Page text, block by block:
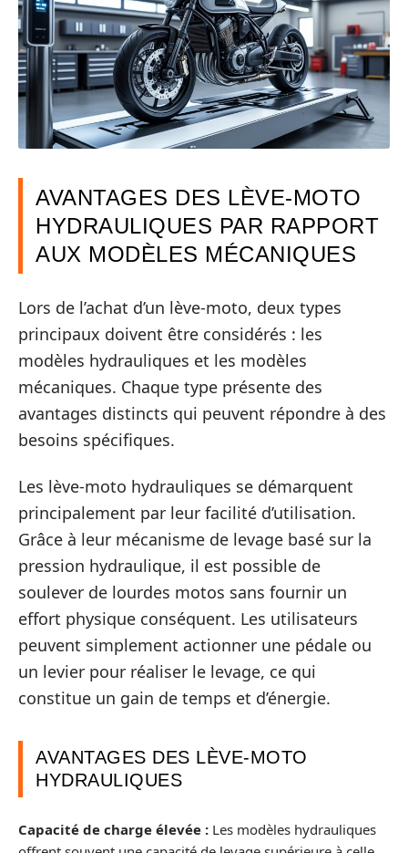
AVANTAGES DES LÈVE-MOTO
HYDRAULIQUES PAR RAPPORT
AUX MODÈLES MÉCANIQUES
Lors de l’achat d’un lève-moto, deux types
principaux doivent être considérés : les
modèles hydrauliques et les modèles
mécaniques. Chaque type présente des
avantages distincts qui peuvent répondre à des
besoins spécifiques.
Les lève-moto hydrauliques se démarquent
principalement par leur facilité d’utilisation.
Grâce à leur mécanisme de levage basé sur la
pression hydraulique, il est possible de
soulever de lourdes motos sans fournir un
effort physique conséquent. Les utilisateurs
peuvent simplement actionner une pédale ou
un levier pour réaliser le levage, ce qui
constitue un gain de temps et d’énergie.
AVANTAGES DES LÈVE-MOTO
HYDRAULIQUES
Capacité de charge élevée : Les modèles hydrauliques